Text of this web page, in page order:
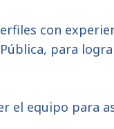
con
para
el equipo para